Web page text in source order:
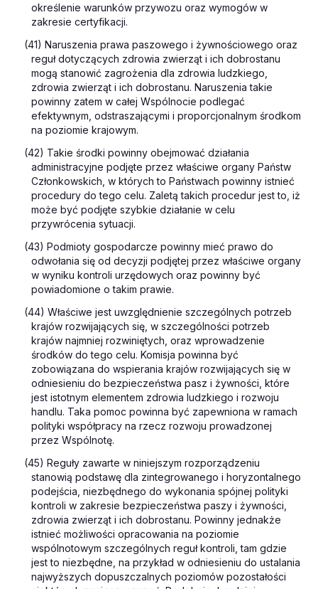
określenie warunków przywozu oraz wymogów w
zakresie certyfikacji.
(41) Naruszenia prawa paszowego i żywnościowego oraz
reguł dotyczących zdrowia zwierząt i ich dobrostanu
mogą stanowić zagrożenia dla zdrowia ludzkiego,
zdrowia zwierząt i ich dobrostanu. Naruszenia takie
powinny zatem w całej Wspólnocie podlegać
efektywnym, odstraszającymi i proporcjonalnym środkom
na poziomie krajowym.
(42) Takie środki powinny obejmować działania
administracyjne podjęte przez właściwe organy Państw
Członkowskich, w których to Państwach powinny istnieć
procedury do tego celu. Zaletą takich procedur jest to, iż
może być podjęte szybkie działanie w celu
przywrócenia sytuacji.
(43) Podmioty gospodarcze powinny mieć prawo do
odwołania się od decyzji podjętej przez właściwe organy
w wyniku kontroli urzędowych oraz powinny być
powiadomione o takim prawie.
(44) Właściwe jest uwzględnienie szczególnych potrzeb
krajów rozwijających się, w szczególności potrzeb
krajów najmniej rozwiniętych, oraz wprowadzenie
środków do tego celu. Komisja powinna być
zobowiązana do wspierania krajów rozwijających się w
odniesieniu do bezpieczeństwa pasz i żywności, które
jest istotnym elementem zdrowia ludzkiego i rozwoju
handlu. Taka pomoc powinna być zapewniona w ramach
polityki współpracy na rzecz rozwoju prowadzonej
przez Wspólnotę.
(45) Reguły zawarte w niniejszym rozporządzeniu
stanowią podstawę dla zintegrowanego i horyzontalnego
podejścia, niezbędnego do wykonania spójnej polityki
kontroli w zakresie bezpieczeństwa paszy i żywności,
zdrowia zwierząt i ich dobrostanu. Powinny jednakże
istnieć możliwości opracowania na poziomie
wspólnotowym szczególnych reguł kontroli, tam gdzie
jest to niezbędne, na przykład w odniesieniu do ustalania
najwyższych dopuszczalnych poziomów pozostałości